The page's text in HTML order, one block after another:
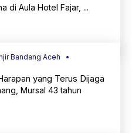
di Aula Hotel Fajar, ...
Bandang Aceh
yang Terus Dijaga
Mursal 43 tahun